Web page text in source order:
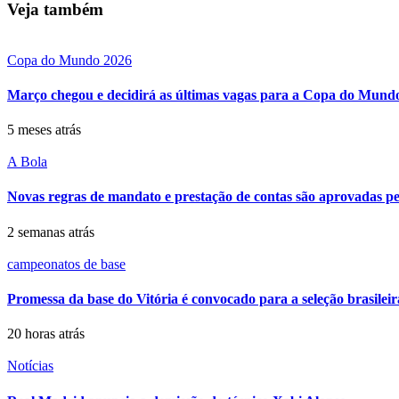
Veja também
Copa do Mundo 2026
Março chegou e decidirá as últimas vagas para a Copa do
5 meses atrás
A Bola
Novas regras de mandato e prestação de contas são aprovadas
2 semanas atrás
campeonatos de base
Promessa da base do Vitória é convocado para a seleção
20 horas atrás
Notícias